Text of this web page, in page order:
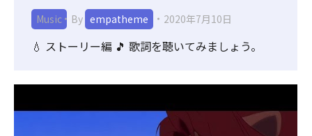
Music By empatheme 2020年7月10日
💧 ストーリー編 🎵 歌詞を聴いてみましょう。